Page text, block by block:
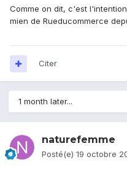
Comme on dit, c'est
mien de Rueducommerce
Citer
1 month later...
naturefemme
Posté(e) 19 octobre